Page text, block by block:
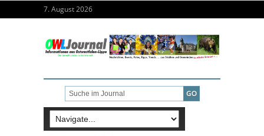
7. August 2026